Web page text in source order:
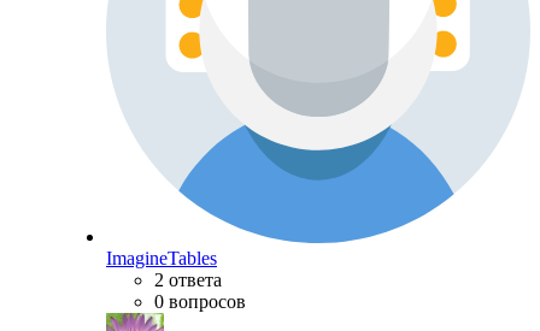
ImagineTables
2 ответа
0 вопросов